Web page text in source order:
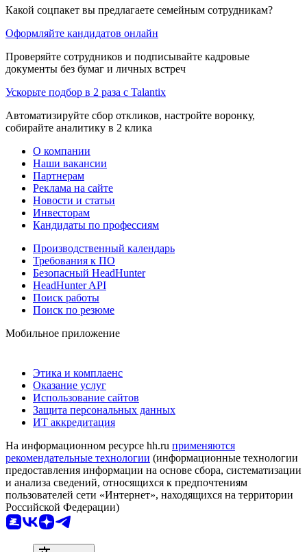
Какой соцпакет вы предлагаете семейным сотрудникам?
Оформляйте кандидатов онлайн
Проверяйте сотрудников и подписывайте кадровые
документы без бумаг и личных встреч
Ускорьте подбор в 2 раза с Talantix
Автоматизируйте сбор откликов, настройте воронку,
собирайте аналитику в 2 клика
О компании
Наши вакансии
Партнерам
Реклама на сайте
Новости и статьи
Инвесторам
Кандидаты по профессиям
Производственный календарь
Требования к ПО
Безопасный HeadHunter
HeadHunter API
Поиск работы
Поиск по резюме
Мобильное приложение
Этика и комплаенс
Оказание услуг
Использование сайтов
Защита персональных данных
ИТ аккредитация
На информационном ресурсе hh.ru применяются
рекомендательные технологии (информационные технологии
предоставления информации на основе сбора, систематизации
и анализа сведений, относящихся к предпочтениям
пользователей сети «Интернет», находящихся на территории
Российской Федерации)